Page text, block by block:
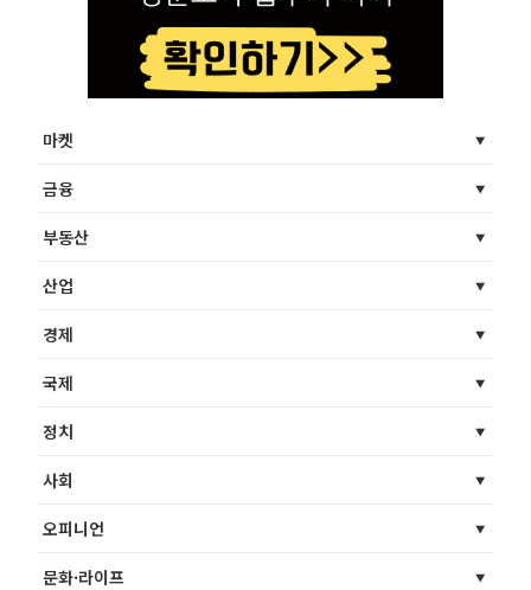
마켓
금융
부동산
산업
경제
국제
정치
사회
오피니언
문화·라이프